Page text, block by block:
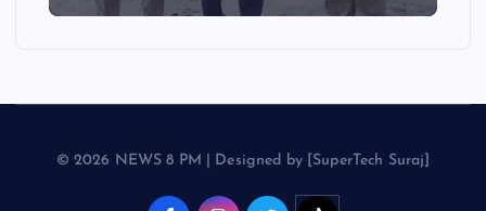
© 2026 NEWS 8 PM | Designed by [SuperTech Suraj]